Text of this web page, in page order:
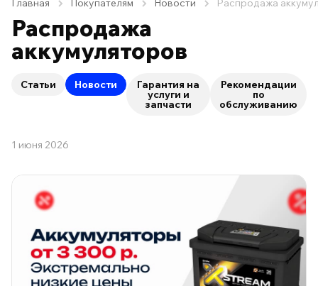
Главная Покупателям Новости Распродажа
Распродажа
аккумуляторов
Статьи Новости Гарантия на
услуги и
запчасти
Рекомендации
по
обслуживанию
1 июня 2026